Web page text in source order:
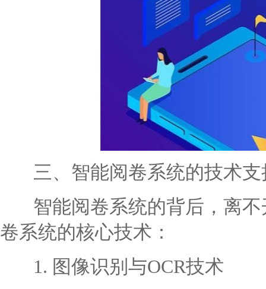
三、智能阅卷系统的技术支
智能阅卷系统的背后，离不
卷系统的核心技术：
1. 图像识别与OCR技术